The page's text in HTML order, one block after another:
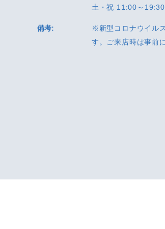
土・祝 11:00～
備考:
※新型コロナウイル
す。ご来店時は事前